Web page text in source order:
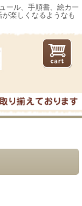
ール、手順書、絵カー
楽しくなるようなも